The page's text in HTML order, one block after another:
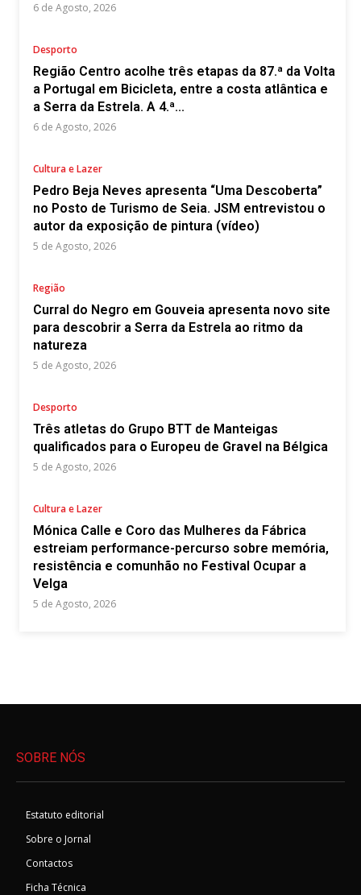
6 de Agosto, 2026
Desporto
Região Centro acolhe três etapas da 87.ª da Volta
a Portugal em Bicicleta, entre a costa atlântica e
a Serra da Estrela. A 4.ª...
6 de Agosto, 2026
Cultura e Lazer
Pedro Beja Neves apresenta “Uma Descoberta”
no Posto de Turismo de Seia. JSM entrevistou o
autor da exposição de pintura (vídeo)
5 de Agosto, 2026
Região
Curral do Negro em Gouveia apresenta novo site
para descobrir a Serra da Estrela ao ritmo da
natureza
5 de Agosto, 2026
Desporto
Três atletas do Grupo BTT de Manteigas
qualificados para o Europeu de Gravel na Bélgica
5 de Agosto, 2026
Cultura e Lazer
Mónica Calle e Coro das Mulheres da Fábrica
estreiam performance-percurso sobre memória,
resistência e comunhão no Festival Ocupar a
Velga
5 de Agosto, 2026
SOBRE NÓS
Estatuto editorial
Sobre o Jornal
Contactos
Ficha Técnica